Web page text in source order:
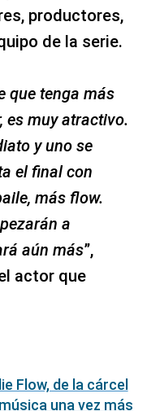
productores,
de la serie.
que tenga más
es muy atractivo.
y uno se
el final con
más flow.
a
aún más”,
actor que
Flow, de la cárcel
una vez más